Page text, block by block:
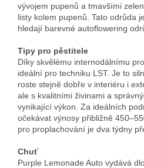
vývojem pupenů a tmavšími
listy kolem pupenů. Tato odrůda
hledají barevné autoflowering
Tipy pro pěstitele
Díky skvělému internodálnímu
ideální pro techniku LST. Je to
roste stejně dobře v interiéru i
ale s kvalitními živinami a
vynikající výkon. Za ideálních
očekávat výnosy přibližně
pro proplachování je dva týdny
Chuť
Purple Lemonade Auto vydává